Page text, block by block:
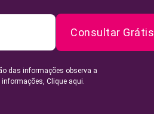
Consultar Grátis
das informações observa a
informações, Clique aqui.